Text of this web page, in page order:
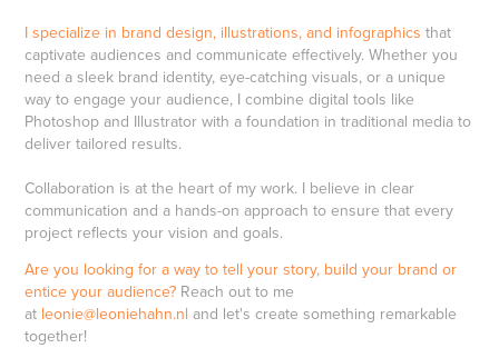
I specialize in brand design, illustrations, and infographics that
captivate audiences and communicate effectively. Whether you
need a sleek brand identity, eye-catching visuals, or a unique
way to engage your audience, I combine digital tools like
Photoshop and Illustrator with a foundation in traditional media to
deliver tailored results.
Collaboration is at the heart of my work. I believe in clear
communication and a hands-on approach to ensure that every
project reflects your vision and goals.
Are you looking for a way to tell your story, build your brand or
entice your audience? Reach out to me
at leonie@leoniehahn.nland let's create something remarkable
together!